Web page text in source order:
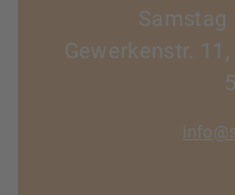
Samstag
Gewerkenstr.